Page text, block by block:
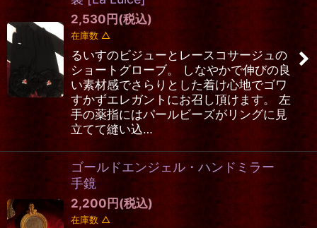
2,530 円 (税込)
在庫数 △
るいすのビジューとレースコサージュの
ショートグローブ。 しなやかで伸びの良
い素材感でさらりとした着け心地でゴワ
すかずエレガントにお召し頂けます。 左
手の薬指にはパールビーズがリングに見
立てて縫い込…
ゴールドエンジェル・ハンドミラー
手鏡
2,200 円 (税込)
在庫数 △